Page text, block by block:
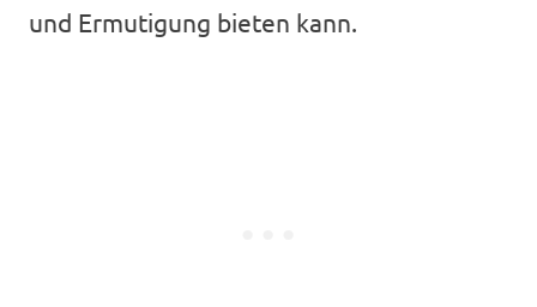
und Ermutigung bieten kann.